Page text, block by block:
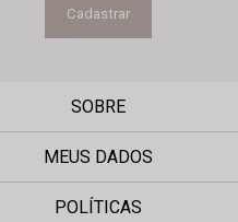
Cadastrar
SOBRE
MEUS DADOS
POLÍTICAS